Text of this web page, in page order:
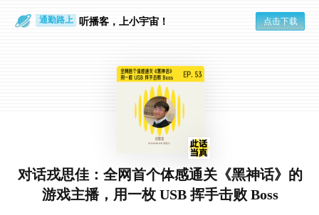
通勤路上 听播客，上小宇宙！ 点击下载
对话戎思佳：全网首个体感通关《黑神话》的
游戏主播，用一枚 USB 挥手击败 Boss